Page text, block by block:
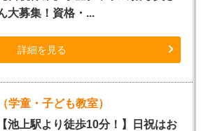
大募集！資格・...
詳細を見る
学童・子ども教室）
【池上駅より徒歩10分！】日祝はお